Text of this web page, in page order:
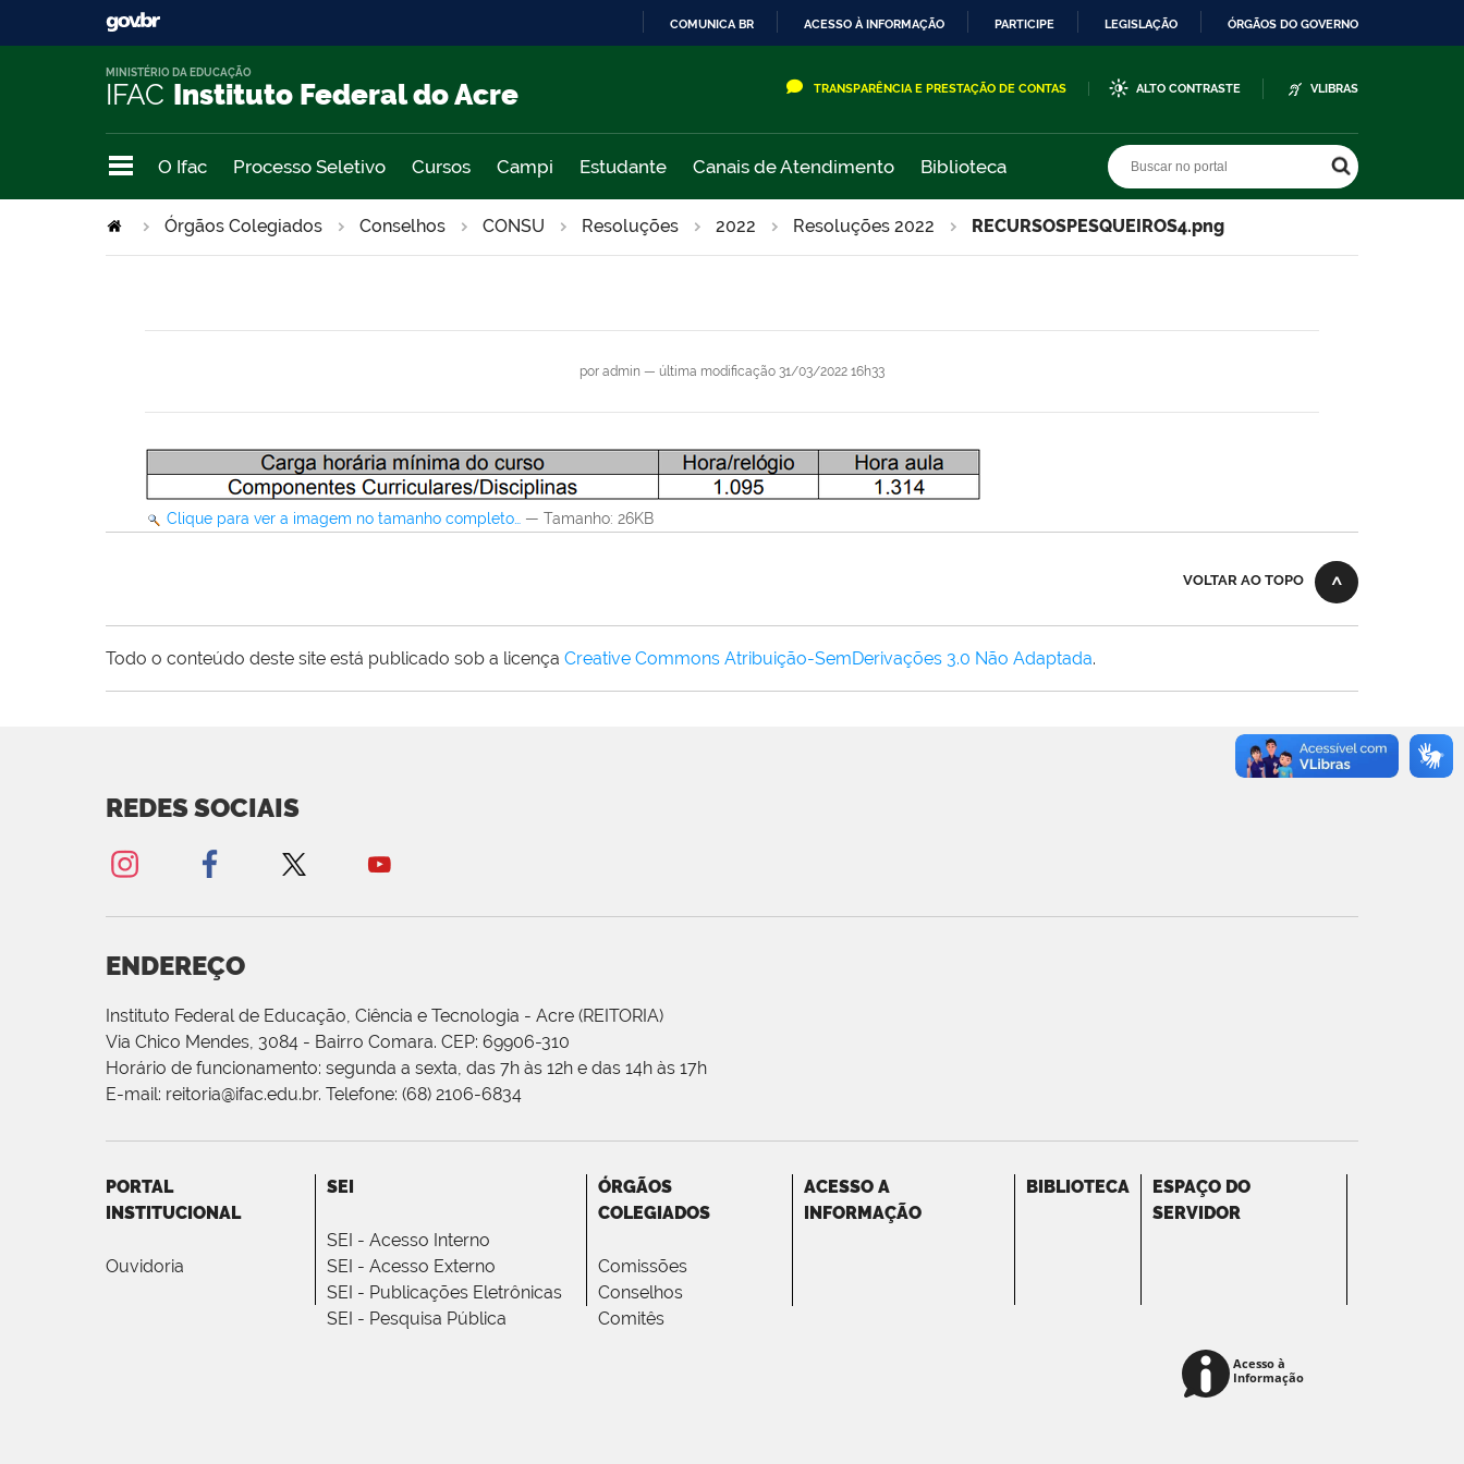
COMUNICA BR ACESSO À INFORMAÇÃO PARTICIPE LEGISLAÇÃO ÓRGÃOS DO GOVERNO
IFAC Instituto Federal do Acre
MINISTÉRIO DA EDUCAÇÃO
TRANSPARÊNCIA E PRESTAÇÃO DE CONTAS ALTO CONTRASTE VLIBRAS
O Ifac Processo Seletivo Cursos Campi Estudante Canais de Atendimento Biblioteca
Órgãos Colegiados Conselhos CONSU Resoluções 2022 Resoluções 2022 RECURSOSPESQUEIROS4.png
por admin — última modificação 31/03/2022 16h33
Clique para ver a imagem no tamanho completo… — Tamanho: 26KB
VOLTAR AO TOPO
Todo o conteúdo deste site está publicado sob a licença Creative Commons Atribuição-SemDerivações 3.0 Não Adaptada.
REDES SOCIAIS
ENDEREÇO
Instituto Federal de Educação, Ciência e Tecnologia - Acre (REITORIA)
Via Chico Mendes, 3084 - Bairro Comara. CEP: 69906-310
Horário de funcionamento: segunda a sexta, das 7h às 12h e das 14h às 17h
E-mail: reitoria@ifac.edu.br. Telefone: (68) 2106-6834
PORTAL
INSTITUCIONAL
Ouvidoria
SEI
SEI - Acesso Interno
SEI - Acesso Externo
SEI - Publicações Eletrônicas
SEI - Pesquisa Pública
ÓRGÃOS
COLEGIADOS
Comissões
Conselhos
Comitês
ACESSO A
INFORMAÇÃO
BIBLIOTECA
ESPAÇO DO
SERVIDOR